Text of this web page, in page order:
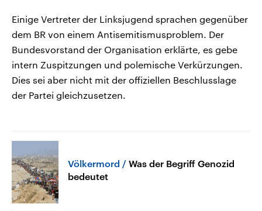
Einige Vertreter der Linksjugend sprachen gegenüber
dem BR von einem Antisemitismusproblem. Der
Bundesvorstand der Organisation erklärte, es gebe
intern Zuspitzungen und polemische Verkürzungen.
Dies sei aber nicht mit der offiziellen Beschlusslage
der Partei gleichzusetzen.
Völkermord
Was der Begriff Genozid
bedeutet